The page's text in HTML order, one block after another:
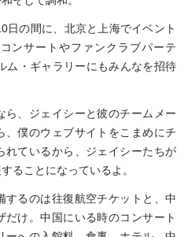
日の間に、北京と上海でイベント
ンサートやファンクラブパーテ
ム・ギャラリーにもみんなを招待
ら、ジェイシーと彼のチームメー
、僕のウェブサイトをこまめにチ
れているから、ジェイシーたちが
ることになっているよ。
するのは往復航空チケットと、中
だけ。中国にいる時のコンサート